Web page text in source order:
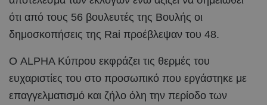
ότι από τους 56 βουλευτές της Βουλής οι
δημοσκοπήσεις της Rai προέβλεψαν του 48.
Ο ALPHA Κύπρου εκφράζει τις θερμές του
ευχαριστίες του στο προσωπικό που εργάστηκε με
επαγγελματισμό και ζήλο όλη την περίοδο των